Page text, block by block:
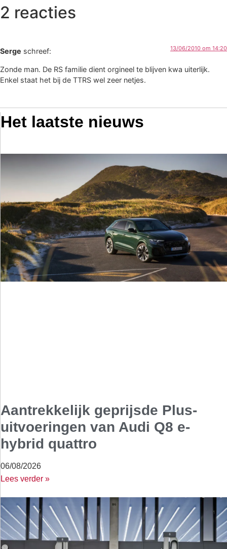
2 reacties
Serge schreef: 13/06/2010 om 14:20
Zonde man. De RS familie dient orgineel te blijven kwa uiterlijk.
Enkel staat het bij de TTRS wel zeer netjes.
Het laatste nieuws
Aantrekkelijk geprijsde Plus-
uitvoeringen van Audi Q8 e-
hybrid quattro
06/08/2026
Lees verder »